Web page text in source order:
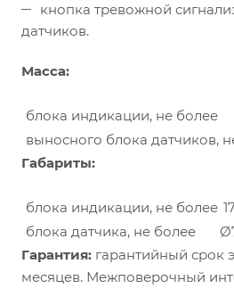
кнопка тревожной
датчиков.
Масса:
блока индикации, не более
выносного блока датчиков,
Габариты:
блока индикации, не более
блока датчика, не более
Гарантия: гарантийный срок
месяцев. Межповерочный